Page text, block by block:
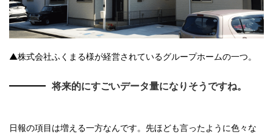
▲株式会社ふくまる様が経営されているグループホームの一つ。
将来的にすごいデータ量になりそうですね。
日報の項目は増える一方なんです。先ほども言ったように色々な